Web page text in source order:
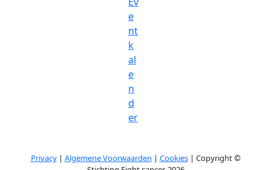
e
nt
k
al
e
n
d
er
Privacy| Algemene Voorwaarden | Cookies| Copyright ©